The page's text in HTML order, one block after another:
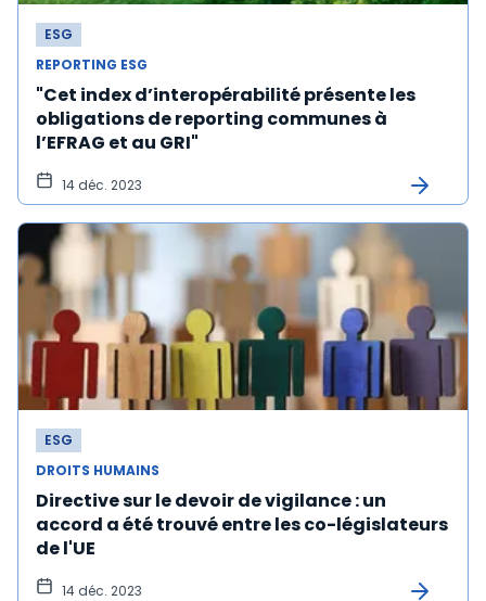
ESG
REPORTING ESG
"Cet index d’interopérabilité présente les
obligations de reporting communes à
l’EFRAG et au GRI"
14 déc. 2023
ESG
DROITS HUMAINS
Directive sur le devoir de vigilance : un
accord a été trouvé entre les co-législateurs
de l'UE
14 déc. 2023